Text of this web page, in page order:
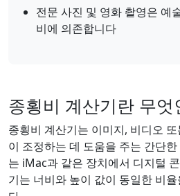
전문 사진 및 영화 촬영은 예
비에 의존합니다
종횡비 계산기란 무엇
종횡비 계산기는 이미지, 비디오
이 조정하는 데 도움을 주는 간단
는 iMac과 같은 장치에서 디지털
기는 너비와 높이 값이 동일한 비